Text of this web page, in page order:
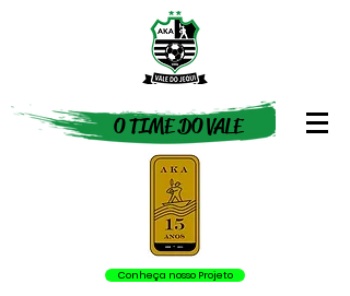
O TIME DO VALE
Conheça nosso Projeto